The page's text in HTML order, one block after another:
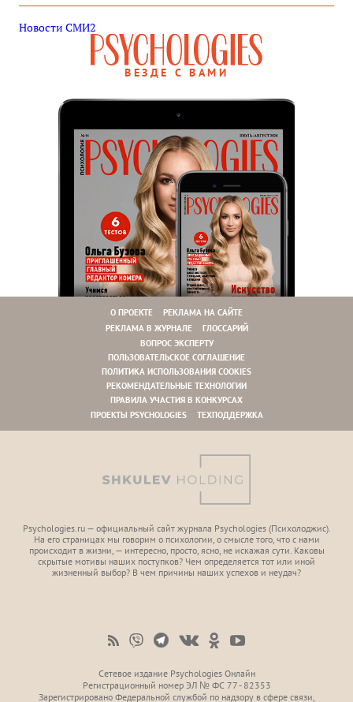
Новости СМИ2
ВЕЗДЕ С ВАМИ
О ПРОЕКТЕ
РЕКЛАМА НА САЙТЕ
РЕКЛАМА В ЖУРНАЛЕ
ГЛОССАРИЙ
ВОПРОС ЭКСПЕРТУ
ПОЛЬЗОВАТЕЛЬСКОЕ СОГЛАШЕНИЕ
ПОЛИТИКА ИСПОЛЬЗОВАНИЯ COOKIES
РЕКОМЕНДАТЕЛЬНЫЕ ТЕХНОЛОГИИ
ПРАВИЛА УЧАСТИЯ В КОНКУРСАХ
ПРОЕКТЫ PSYCHOLOGIES
ТЕХПОДДЕРЖКА
Psychologies.ru — официальный сайт журнала Psychologies (Психoлоджиc).
На его страницах мы говорим о психологии, о смысле того, что с нами
происходит в жизни, — интересно, просто, ясно, не искажая сути. Каковы
скрытые мотивы наших поступков? Чем определяется тот или иной
жизненный выбор? В чем причины наших успехов и неудач?
Сетевое издание Psychologies Онлайн
Регистрационный номер ЭЛ № ФС 77 - 82353
Зарегистрировано Федеральной службой по надзору в сфере связи,